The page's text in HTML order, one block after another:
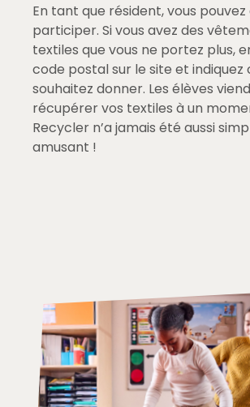
En tant que résident, vous
participer. Si vous avez des
textiles que vous ne portez plus,
code postal sur le site et indiquez
souhaitez donner. Les élèves
récupérer vos textiles à un
Recycler n’a jamais été aussi
amusant !